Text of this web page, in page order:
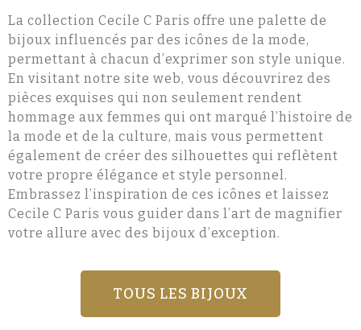
La collection Cecile C Paris offre une palette de
bijoux influencés par des icônes de la mode,
permettant à chacun d’exprimer son style unique.
En visitant notre site web, vous découvrirez des
pièces exquises qui non seulement rendent
hommage aux femmes qui ont marqué l’histoire de
la mode et de la culture, mais vous permettent
également de créer des silhouettes qui reflètent
votre propre élégance et style personnel.
Embrassez l’inspiration de ces icônes et laissez
Cecile C Paris vous guider dans l’art de magnifier
votre allure avec des bijoux d’exception.
TOUS LES BIJOUX